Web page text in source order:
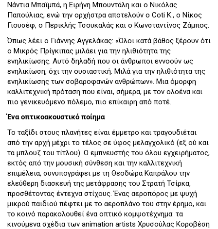
Νάντια Μπαϊμπά, η Ειρήνη Μπουντάλη και ο Νικόλας
Παπούλιας, ενώ την ορχήστρα αποτελούν ο Coti K., ο Νίκος
Γιουσέφ, ο Περικλής Τσουκαλάς και ο Κωνσταντίνος Ζάμπος.
Όπως λέει ο Γιάννης Αγγελάκας: «Όλοι κατά βάθος ξέρουν ότι
ο Μικρός Πρίγκιπας μιλάει για την ηλιθιότητα της
ενηλικίωσης. Αυτό δηλαδή που οι άνθρωποι εννοούν ως
ενηλικίωση, όχι την ουσιαστική. Μιλά για την ηλιθιότητα της
ενηλικίωσης των σοβαροφανών ανθρώπων». Μια όμορφη
καλλιτεχνική πρόταση που είναι, σήμερα, με τον ολοένα και
πιο γενικευόμενο πόλεμο, πιο επίκαιρη από ποτέ.
Ένα οπτικοακουστικό ποίημα
Το ταξίδι στους πλανήτες είναι έμμετρο και τραγουδιέται
από την αρχή μέχρι το τέλος σε ύφος μελαγχολικό (εξ ού και
τα μπλουζ του τίτλου). Ο εμπνευστής του όλου εγχειρήματος,
εκτός από την μουσική σύνθεση και την καλλιτεχνική
επιμέλεια, συνυπογράφει με τη Θεοδώρα Καπράλου την
ελεύθερη διασκευή της μετάφρασης του Στρατή Τσίρκα,
προσθέτοντας έντεχνα στίχους. Ένας αεροπόρος με ψυχή
μικρού παιδιού πέφτει με το αεροπλάνο του στην έρημο, και
το κοινό παρακολουθεί ένα οπτικό κομψοτέχνημα: τα
κινούμενα σχέδια των animation artists Χρυσούλας Κοροβέση